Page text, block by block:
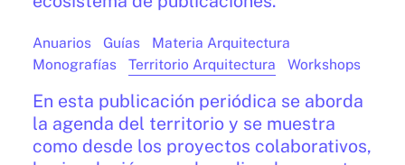
Anuarios Guías
Materia Arquitectura
Monografías
Territorio Arquitectura Workshops
En esta publicación periódica se aborda
la agenda del territorio y se muestra
como desde los proyectos colaborativos,